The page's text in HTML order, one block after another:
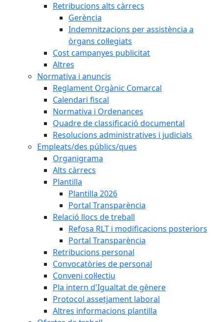
Retribucions alts càrrecs
Gerència
Indemnitzacions per assistència a
òrgans col·legiats
Cost campanyes publicitat
Altres
Normativa i anuncis
Reglament Orgànic Comarcal
Calendari fiscal
Normativa i Ordenances
Quadre de classificació documental
Resolucions administratives i judicials
Empleats/des públics/ques
Organigrama
Alts càrrecs
Plantilla
Plantilla 2026
Portal Transparència
Relació llocs de treball
Refosa RLT i modificacions posteriors
Portal Transparència
Retribucions personal
Convocatòries de personal
Conveni col·lectiu
Pla intern d'Igualtat de gènere
Protocol assetjament laboral
Altres informacions plantilla